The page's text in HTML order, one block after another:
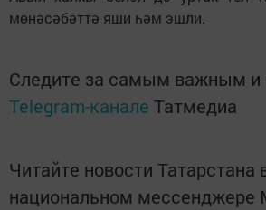
мөнәсәбәттә яши һәм эшли.
Следите за самым важным и
Telegram-канале Татмедиа
Читайте новости Татарстана
национальном мессенджере